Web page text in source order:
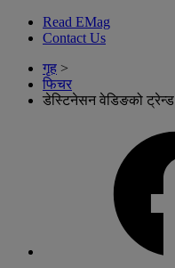
Read EMag
Contact Us
गृह >
फिचर
डेस्टिनेसन वेडिङको ट्रेन्ड